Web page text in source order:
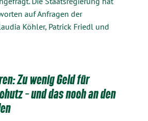
auf Anfragen der
Köhler, Patrick Friedl und
Zu wenig Geld für
– und das noch an den